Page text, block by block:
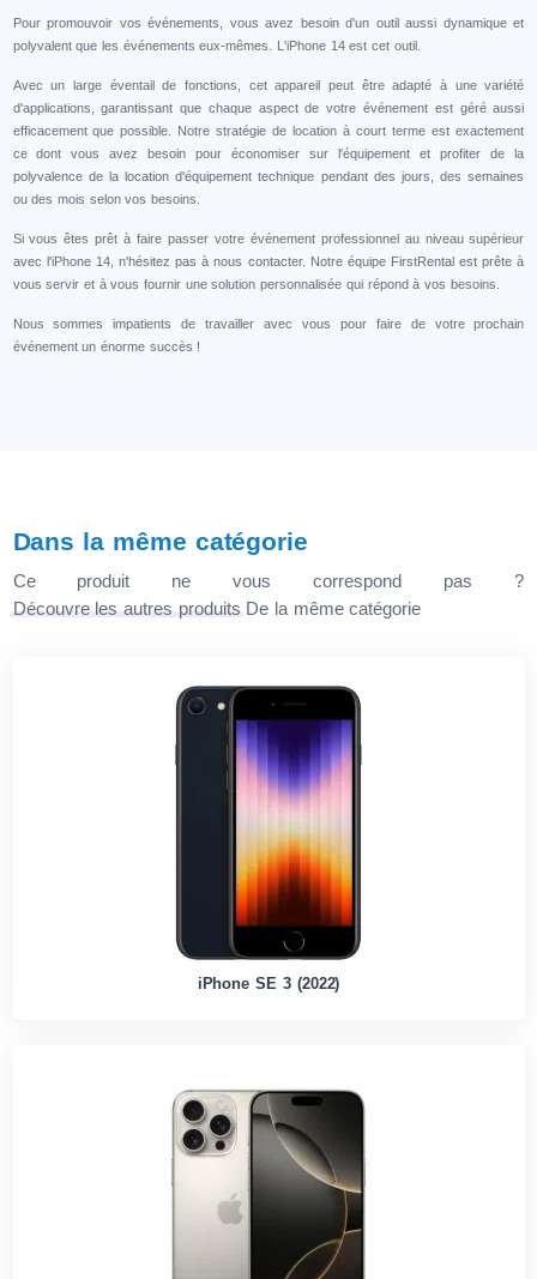
Pour promouvoir vos événements, vous avez besoin d'un outil aussi dynamique et
polyvalent que les événements eux-mêmes. L'iPhone 14 est cet outil.
Avec un large éventail de fonctions, cet appareil peut être adapté à une variété
d'applications, garantissant que chaque aspect de votre événement est géré aussi
efficacement que possible. Notre stratégie de location à court terme est exactement
ce dont vous avez besoin pour économiser sur l'équipement et profiter de la
polyvalence de la location d'équipement technique pendant des jours, des semaines
ou des mois selon vos besoins.
Si vous êtes prêt à faire passer votre événement professionnel au niveau supérieur
avec l'iPhone 14, n'hésitez pas à nous contacter. Notre équipe FirstRental est prête à
vous servir et à vous fournir une solution personnalisée qui répond à vos besoins.
Nous sommes impatients de travailler avec vous pour faire de votre prochain
événement un énorme succès !
Dans la même catégorie
Ce produit ne vous correspond pas ?
Découvre les autres produits De la même catégorie
iPhone SE 3 (2022)